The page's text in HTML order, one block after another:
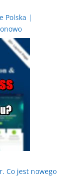
Polska |
Co jest nowego